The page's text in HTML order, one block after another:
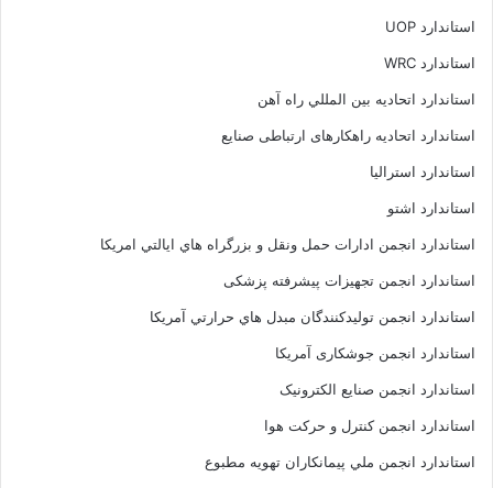
استاندارد UOP
استاندارد WRC
استاندارد اتحاديه بين المللي راه آهن
استاندارد اتحادیه راهکارهای ارتباطی صنایع
استاندارد استرالیا
استاندارد اشتو
استاندارد انجمن ادارات حمل ونقل و بزرگراه هاي ايالتي امريکا
استاندارد انجمن تجهیزات پیشرفته پزشکی
استاندارد انجمن توليدکنندگان مبدل هاي حرارتي آمريکا
استاندارد انجمن جوشکاری آمریکا
استاندارد انجمن صنايع الکترونيک
استاندارد انجمن کنترل و حرکت هوا
استاندارد انجمن ملي پيمانکاران تهويه مطبوع